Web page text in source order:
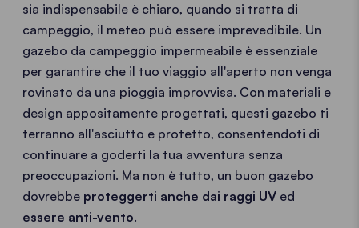
sia indispensabile è chiaro, quando si tratta di
campeggio, il meteo può essere imprevedibile. Un
gazebo da campeggio impermeabile è essenziale
per garantire che il tuo viaggio all'aperto non venga
rovinato da una pioggia improvvisa. Con materiali e
design appositamente progettati, questi gazebo ti
terranno all'asciutto e protetto, consentendoti di
continuare a goderti la tua avventura senza
preoccupazioni. Ma non è tutto, un buon gazebo
dovrebbe proteggerti anche dai raggi UV ed
essere anti-vento.